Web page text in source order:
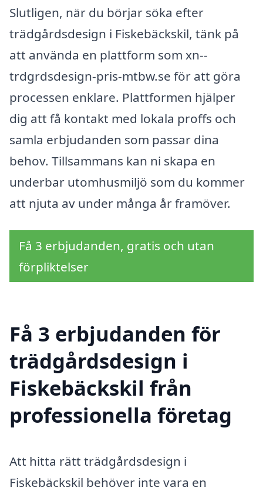
Slutligen, när du börjar söka efter
trädgårdsdesign i Fiskebäckskil, tänk på
att använda en plattform som xn--
trdgrdsdesign-pris-mtbw.se för att göra
processen enklare. Plattformen hjälper
dig att få kontakt med lokala proffs och
samla erbjudanden som passar dina
behov. Tillsammans kan ni skapa en
underbar utomhusmiljö som du kommer
att njuta av under många år framöver.
Få 3 erbjudanden, gratis och utan
förpliktelser
Få 3 erbjudanden för
trädgårdsdesign i
Fiskebäckskil från
professionella företag
Att hitta rätt trädgårdsdesign i
Fiskebäckskil behöver inte vara en